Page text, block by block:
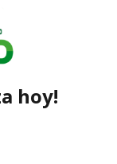
hoy!